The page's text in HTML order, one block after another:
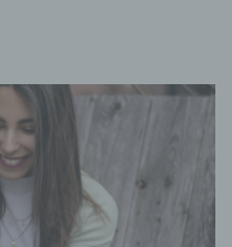
oder des
sind, die
zu verarbeiten.